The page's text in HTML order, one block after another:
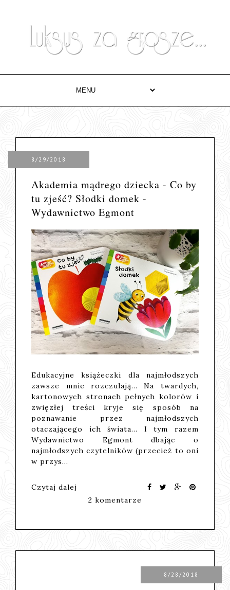
8/29/2018
Akademia mądrego dziecka - Co by
tu zjeść? Słodki domek -
Wydawnictwo Egmont
Edukacyjne książeczki dla najmłodszych
zawsze mnie rozczulają... Na twardych,
kartonowych stronach pełnych kolorów i
zwięzłej treści kryje się sposób na
poznawanie przez najmłodszych
otaczającego ich świata... I tym razem
Wydawnictwo Egmontdbając o
najmłodszych czytelników (przecież to oni
w przys…
Czytaj dalej
2 komentarze
8/28/2018